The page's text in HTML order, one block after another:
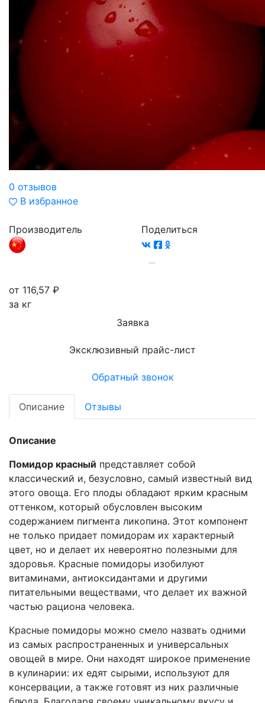
0 отзывов
В избранное
Производитель Поделиться
от 116,57 ₽
за кг
Заявка
Эксклюзивный прайс-лист
Обратный звонок
Описание Отзывы
Описание
Помидор красный представляет собой
классический и, безусловно, самый известный вид
этого овоща. Его плоды обладают ярким красным
оттенком, который обусловлен высоким
содержанием пигмента ликопина. Этот компонент
не только придает помидорам их характерный
цвет, но и делает их невероятно полезными для
здоровья. Красные помидоры изобилуют
витаминами, антиоксидантами и другими
питательными веществами, что делает их важной
частью рациона человека.
Красные помидоры можно смело назвать одними
из самых распространенных и универсальных
овощей в мире. Они находят широкое применение
в кулинарии: их едят сырыми, используют для
консервации, а также готовят из них различные